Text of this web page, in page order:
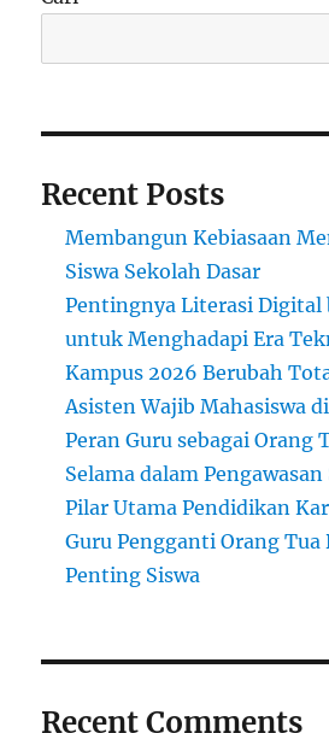
Recent Posts
Membangun Kebiasaan
Siswa Sekolah Dasar
Pentingnya Literasi Digital
untuk Menghadapi Era
Kampus 2026 Berubah
Asisten Wajib Mahasiswa
Peran Guru sebagai Orang
Selama dalam
Pilar Utama Pendidikan
Guru Pengganti Orang Tua
Penting Siswa
Recent Comments